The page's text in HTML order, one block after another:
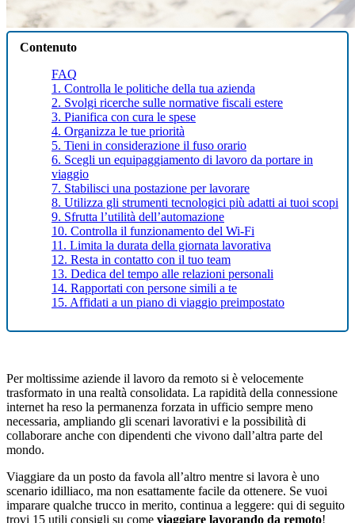
Contenuto
FAQ
1. Controlla le politiche della tua azienda
2. Svolgi ricerche sulle normative fiscali estere
3. Pianifica con cura le spese
4. Organizza le tue priorità
5. Tieni in considerazione il fuso orario
6. Scegli un equipaggiamento di lavoro da portare in
viaggio
7. Stabilisci una postazione per lavorare
8. Utilizza gli strumenti tecnologici più adatti ai tuoi scopi
9. Sfrutta l’utilità dell’automazione
10. Controlla il funzionamento del Wi-Fi
11. Limita la durata della giornata lavorativa
12. Resta in contatto con il tuo team
13. Dedica del tempo alle relazioni personali
14. Rapportati con persone simili a te
15. Affidati a un piano di viaggio preimpostato
Per moltissime aziende il lavoro da remoto si è velocemente
trasformato in una realtà consolidata. La rapidità della connessione
internet ha reso la permanenza forzata in ufficio sempre meno
necessaria, ampliando gli scenari lavorativi e la possibilità di
collaborare anche con dipendenti che vivono dall’altra parte del
mondo.
Viaggiare da un posto da favola all’altro mentre si lavora è uno
scenario idilliaco, ma non esattamente facile da ottenere. Se vuoi
imparare qualche trucco in merito, continua a leggere: qui di seguito
trovi 15 utili consigli su come viaggiare lavorando da remoto!